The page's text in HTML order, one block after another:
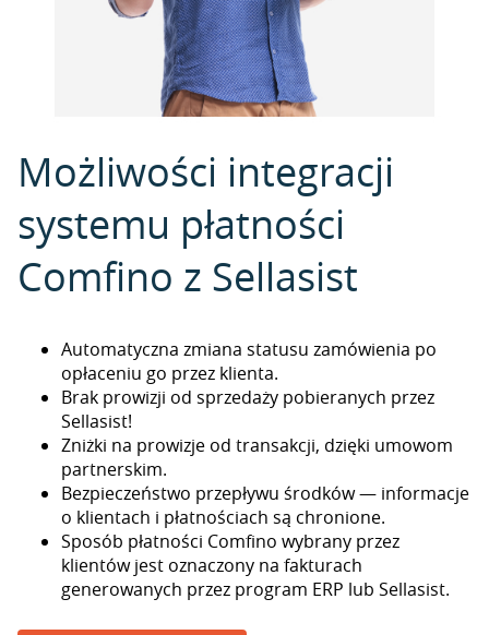
Możliwości integracji
systemu płatności
Comfino z Sellasist
Automatyczna zmiana statusu zamówienia po
opłaceniu go przez klienta.
Brak prowizji od sprzedaży pobieranych przez
Sellasist!
Zniżki na prowizje od transakcji, dzięki umowom
partnerskim.
Bezpieczeństwo przepływu środków — informacje
o klientach i płatnościach są chronione.
Sposób płatności Comfino wybrany przez
klientów jest oznaczony na fakturach
generowanych przez program ERP lub Sellasist.